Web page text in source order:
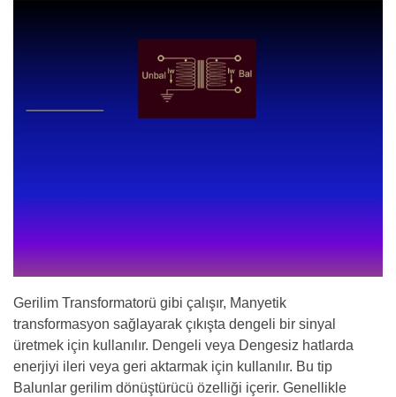
Gerilim Transformatorü gibi çalışır, Manyetik
transformasyon sağlayarak çıkışta dengeli bir sinyal
üretmek için kullanılır. Dengeli veya Dengesiz hatlarda
enerjiyi ileri veya geri aktarmak için kullanılır. Bu tip
Balunlar gerilim dönüştürücü özelliği içerir. Genellikle